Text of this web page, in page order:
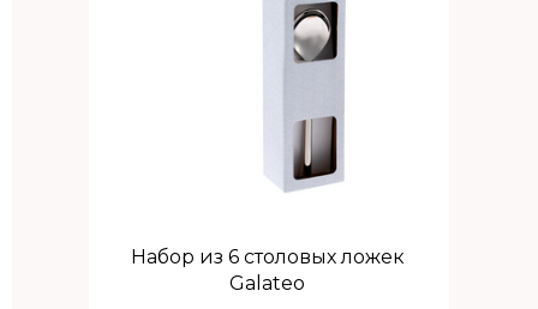
Набор из 6 столовых ложек
Galateo